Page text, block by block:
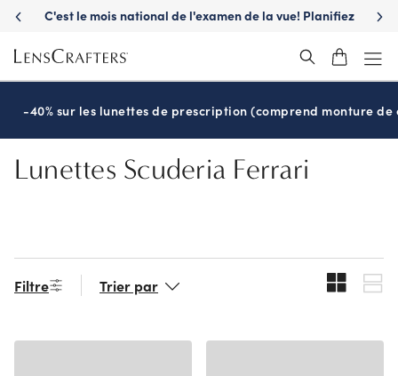
Skip
main
content
C'est le mois national de l'examen de la vue! Planifiez
-40% sur les lunettes de prescription (comprend monture de
Lunettes Scuderia Ferrari
Filtre Trier par